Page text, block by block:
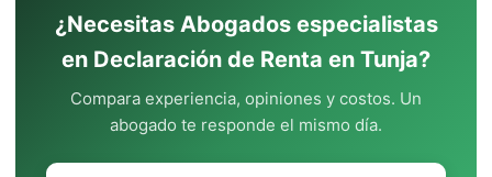
¿Necesitas Abogados especialistas
en Declaración de Renta en Tunja?
Compara experiencia, opiniones y costos. Un
abogado te responde el mismo día.